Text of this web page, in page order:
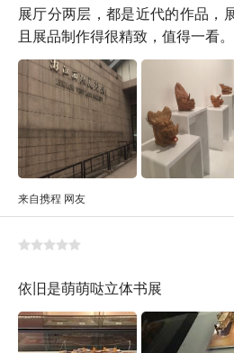
展厅分两层，都是近代的作品，
且展品制作得很精致，值得一看。
来自携程 网友
依旧是萌萌哒立体书展